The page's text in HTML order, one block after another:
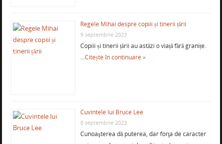
Regele Mihai despre copiii și tinerii țării
9 septembrie 2023
Copiii și tinerii țării au astăzi o viață fără granițe.
…Citește în continuare »
Cuvintele lui Bruce Lee
8 septembrie 2023
Cunoaşterea dă puterea, dar forţa de caracter